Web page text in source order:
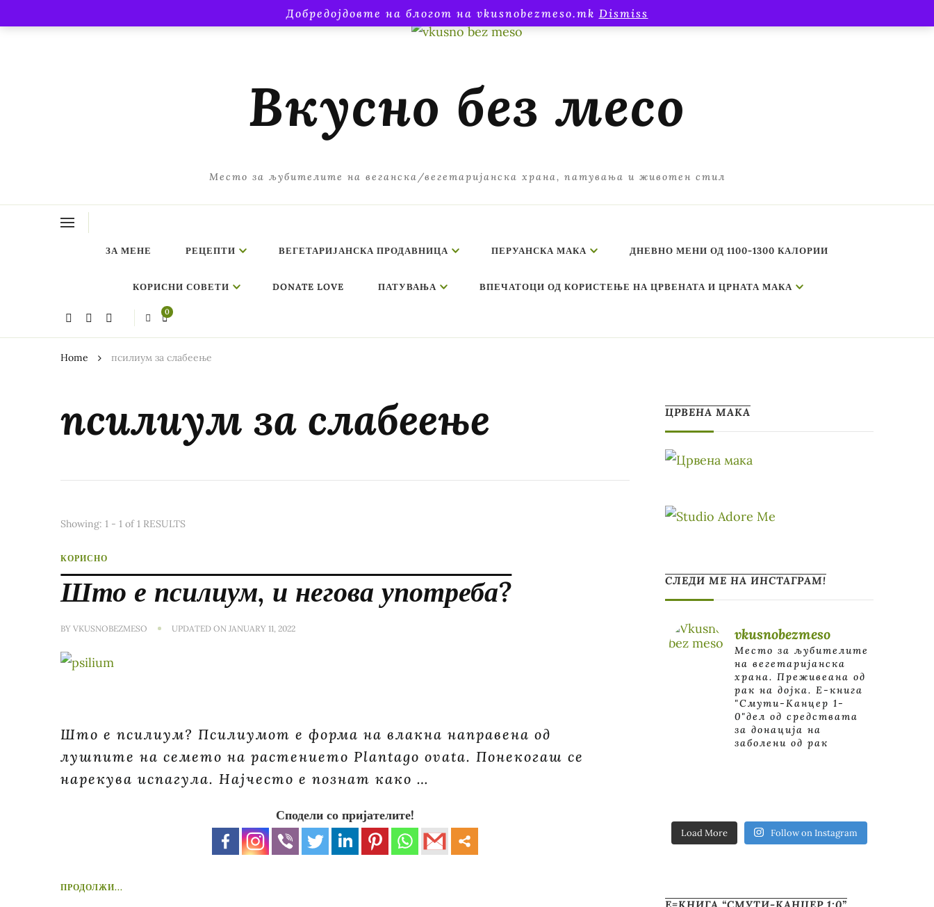
Добредојдовте на блогот на vkusnobezmeso.mk Dismiss
Вкусно без месо
Место за љубителите на веганска/вегетаријанска храна, патувања и животен стил
ЗА МЕНЕ РЕЦЕПТИ ВЕГЕТАРИЈАНСКА ПРОДАВНИЦА ПЕРУАНСКА МАКА ДНЕВНО МЕНИ ОД 1100-1300 КАЛОРИИ
КОРИСНИ СОВЕТИ DONATE LOVE ПАТУВАЊА ВПЕЧАТОЦИ ОД КОРИСТЕЊЕ НА ЦРВЕНАТА И ЦРНАТА МАКА
0
Home псилиум за слабеење
псилиум за слабеење
Showing: 1 - 1 of 1 RESULTS
КОРИСНО
Што е псилиум, и негова употреба?
BYVKUSNOBEZMESO UPDATED ON JANUARY 11, 2022
Што е псилиум? Псилиумот е форма на влакна направена од
лушпите на семето на растението Plantago ovata. Понекогаш се
нарекува испагула. Најчесто е познат како …
Сподели со пријателите!
ПРОДОЛЖИ...
ЦРВЕНА МАКА
СЛЕДИ МЕ НА ИНСТАГРАМ!
vkusnobezmeso
Место за љубителите
на вегетаријанска
храна. Преживеана од
рак на дојка. E-книга
"Смути-Канцер 1-
0"дел од средствата
за донација на
заболени од рак
Load More Follow on Instagram
Е=КНИГА “СМУТИ-КАНЦЕР 1:0”